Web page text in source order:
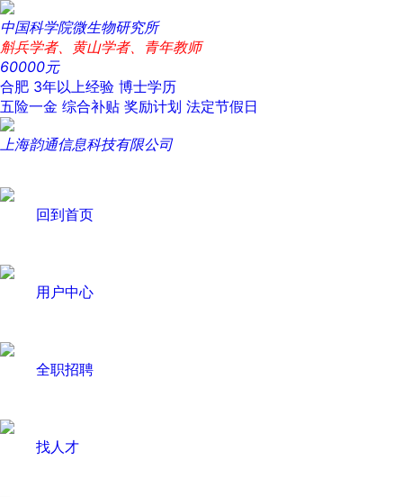
中国科学院微生物研究所
斛兵学者、黄山学者、青年教师
60000元
合肥 3年以上经验 博士学历
五险一金 综合补贴 奖励计划 法定节假日
上海韵通信息科技有限公司
回到首页
用户中心
全职招聘
找人才